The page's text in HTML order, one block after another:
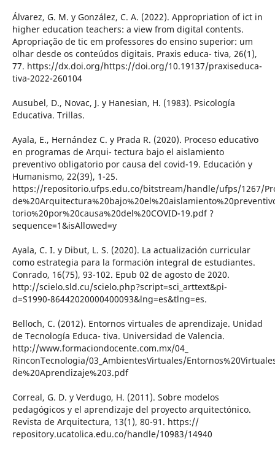
Álvarez, G. M. y González, C. A. (2022). Appropriation of ict in
higher education teachers: a view from digital contents.
Apropriação de tic em professores do ensino superior: um
olhar desde os conteúdos digitais. Praxis educa- tiva, 26(1),
77. https://dx.doi.org/https://doi.org/10.19137/praxiseduca-
tiva-2022-260104
Ausubel, D., Novac, J. y Hanesian, H. (1983). Psicología
Educativa. Trillas.
Ayala, E., Hernández C. y Prada R. (2020). Proceso educativo
en programas de Arqui- tectura bajo el aislamiento
preventivo obligatorio por causa del covid-19. Educación y
Humanismo, 22(39), 1-25.
https://repositorio.ufps.edu.co/bitstream/handle/ufps/1267/
torio%20por%20causa%20del%20COVID-19.pdf ?
sequence=1&isAllowed=y
Ayala, C. I. y Dibut, L. S. (2020). La actualización curricular
como estrategia para la formación integral de estudiantes.
Conrado, 16(75), 93-102. Epub 02 de agosto de 2020.
http://scielo.sld.cu/scielo.php?script=sci_arttext&pi-
d=S1990-86442020000400093&lng=es&tlng=es.
Belloch, C. (2012). Entornos virtuales de aprendizaje. Unidad
de Tecnología Educa- tiva. Universidad de Valencia.
http://www.formaciondocente.com.mx/04_
RinconTecnologia/03_AmbientesVirtuales/
de%20Aprendizaje%203.pdf
Correal, G. D. y Verdugo, H. (2011). Sobre modelos
pedagógicos y el aprendizaje del proyecto arquitectónico.
Revista de Arquitectura, 13(1), 80-91. https://
repository.ucatolica.edu.co/handle/10983/14940